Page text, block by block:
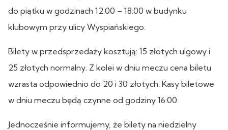
do piątku w godzinach 12:00 – 18:00 w budynku
klubowym przy ulicy Wyspiańskiego.
Bilety w przedsprzedaży kosztują: 15 złotych ulgowy i
25 złotych normalny. Z kolei w dniu meczu cena biletu
wzrasta odpowiednio do 20 i 30 złotych. Kasy biletowe
w dniu meczu będą czynne od godziny 16:00.
Jednocześnie informujemy, że bilety na niedzielny